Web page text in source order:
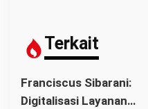
p
o
s
Terkait
Franciscus Sibarani:
Digitalisasi Layanan